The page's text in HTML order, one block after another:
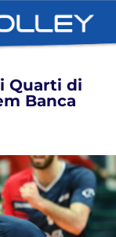
Quarti di
Banca